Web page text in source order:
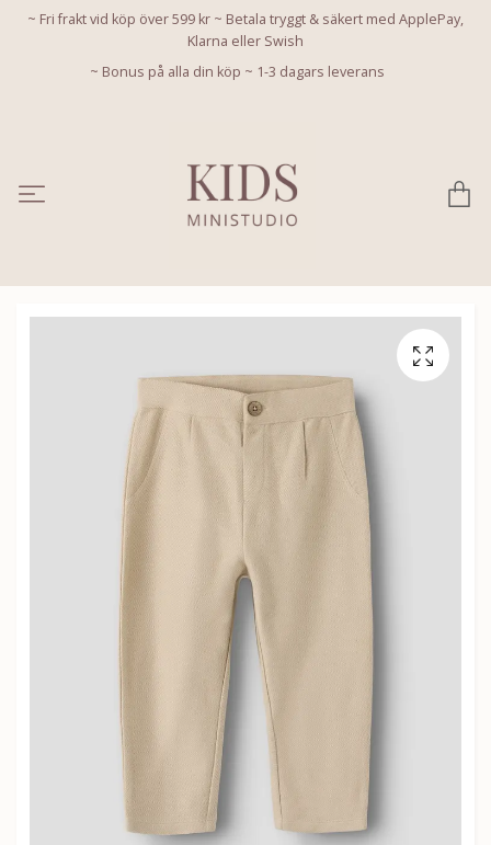
~ Fri frakt vid köp över 599 kr ~ Betala tryggt & säkert med ApplePay,
Klarna eller Swish
~ Bonus på alla din köp ~ 1-3 dagars leverans